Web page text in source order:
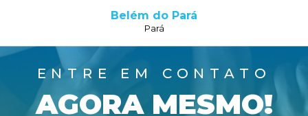
Belém do Pará
Pará
ENTRE EM CONTATO
AGORA MESMO!